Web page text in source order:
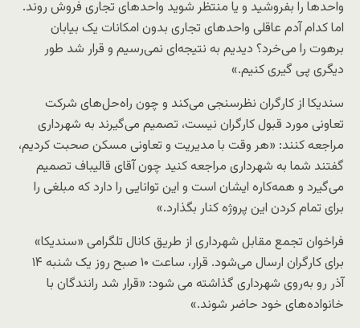
واحدها را بفروشید و یا منتظر شوید واحدهای تجاری فروش روند.
اما کدام آدم عاقلی واحدهای تجاری بدون امکانات یک بیابان
برهوت را می‌خرد؟ دیدیم به نتیجه‌ای نمی‌رسیم و قرار شد طور
دیگری پی گیری کنیم.»
سندیکا از کارگران نظرسنجی می‌کند و چون راه‌حل‌های شرکت
تعاونی مورد قبول کارگران نیست، تصمیم می‌گیرند به شهرداری
مراجعه کنند: «هر وقت با مدیریت و تعاونی مسکن صحبت کردیم،
گفتند شما به شهرداری مراجعه کنید چون آقای قالیباف تصمیم
می‌گیرد و همه‌کاره ایشان است و این توانایی را دارد که مبلغی را
برای تمام کردن این پروژه کنار بگذارد.»
فراخوان تجمع مقابل شهرداری از طریق کانال تلگرامی «سندیکا»
برای کارگران ارسال می‌شود. قرار، ساعت ۱۰ صبح روز یک شنبه ۱۴
آذر رو به‌روی شهرداری گذاشته می شود: «قرار شد رانندگان با
خانواده‌های خود حاضر شوند.»